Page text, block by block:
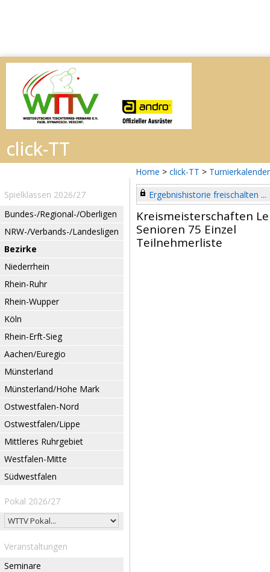
Home > click-TT > Turnierkalender
Spielklassen 2026/27
Bundes-/Regional-/Oberligen
NRW-/Verbands-/Landesligen
Bezirke
Niederrhein
Rhein-Ruhr
Rhein-Wupper
Köln
Rhein-Erft-Sieg
Aachen/Euregio
Münsterland
Münsterland/Hohe Mark
Ostwestfalen-Nord
Ostwestfalen/Lippe
Mittleres Ruhrgebiet
Westfalen-Mitte
Südwestfalen
Pokal 2026/27
Veranstaltungen
Seminare
Ergebnishistorie freischalten ...
Kreismeisterschaften
Senioren 75 Einzel
Teilnehmerliste